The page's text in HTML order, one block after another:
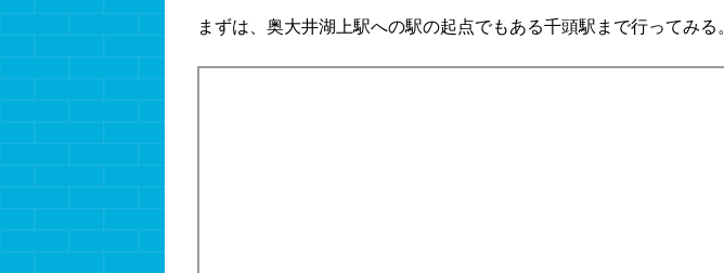
まずは、奥大井湖上駅への駅の起点でもある千頭駅まで行ってみる。